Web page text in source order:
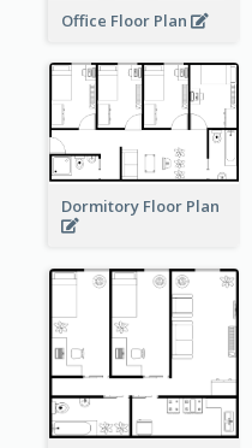
Office Floor Plan
Dormitory Floor Plan